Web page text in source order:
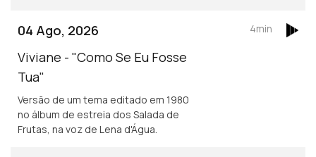
04 Ago, 2026
Viviane - "Como Se Eu Fosse
Tua"
Versão de um tema editado em 1980
no álbum de estreia dos Salada de
Frutas, na voz de Lena d'Água.
4min